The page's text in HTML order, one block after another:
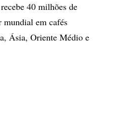
40 milhões de
mundial em cafés
Ásia, Oriente Médio e